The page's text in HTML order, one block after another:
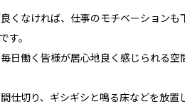
くなければ、仕事のモチベーション
す。
日働く皆様が居心地良く感じられる
仕切り、ギシギシと鳴る床などを放置